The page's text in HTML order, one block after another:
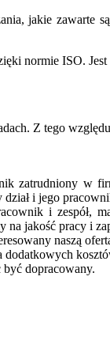
jakie zawarte
normie ISO.
Z tego
zatrudniony w
dział i jego
i zespół,
jakość pracy i
naszą
dopracowany.